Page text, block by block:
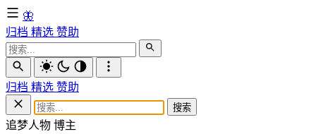
🦋
归档 精选 赞助
归档 精选 赞助
搜索
追梦人物 博主